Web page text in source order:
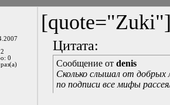
0
Цитата:
Сообщение от denis
Сколько слышал от
по подписи все мифы